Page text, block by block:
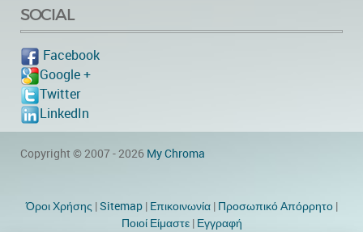
SOCIAL
Facebook
Google +
Twitter
LinkedIn
Copyright © 2007 - 2026 My Chroma
Όροι Χρήσης |Sitemap| Eπικοινωνία| Προσωπικό Απόρρητο|
Ποιοί Είμαστε| Εγγραφή